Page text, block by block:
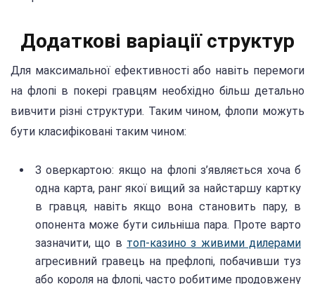
Додаткові варіації структур
Для максимальної ефективності або навіть перемоги
на флопі в покері гравцям необхідно більш детально
вивчити різні структури. Таким чином, флопи можуть
бути класифіковані таким чином:
З оверкартою: якщо на флопі з’являється хоча б
одна карта, ранг якої вищий за найстаршу картку
в гравця, навіть якщо вона становить пару, в
опонента може бути сильніша пара. Проте варто
зазначити, що в топ-казино з живими дилерами
агресивний гравець на префлопі, побачивши туз
або короля на флопі, часто робитиме продовжену